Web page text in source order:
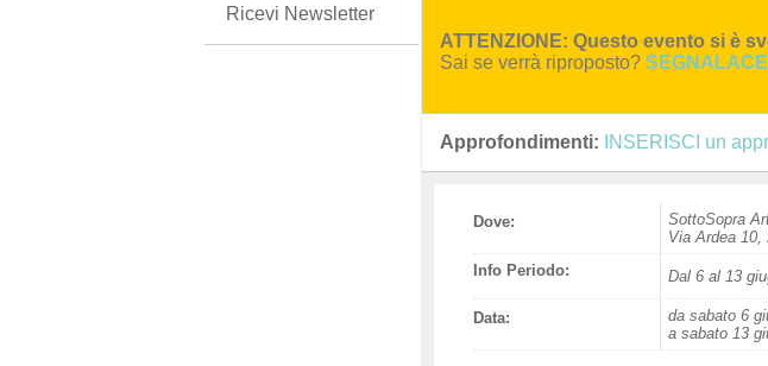
ATTENZIONE: Questo evento si è
Sai se verrà riproposto?
Approfondimenti: INSERISCI un
Dove:
SottoSopra
Via Ardea 10,
Info Periodo:
Dal 6 al 13
Data:
da sabato 6
a sabato 13
Ricevi Newsletter